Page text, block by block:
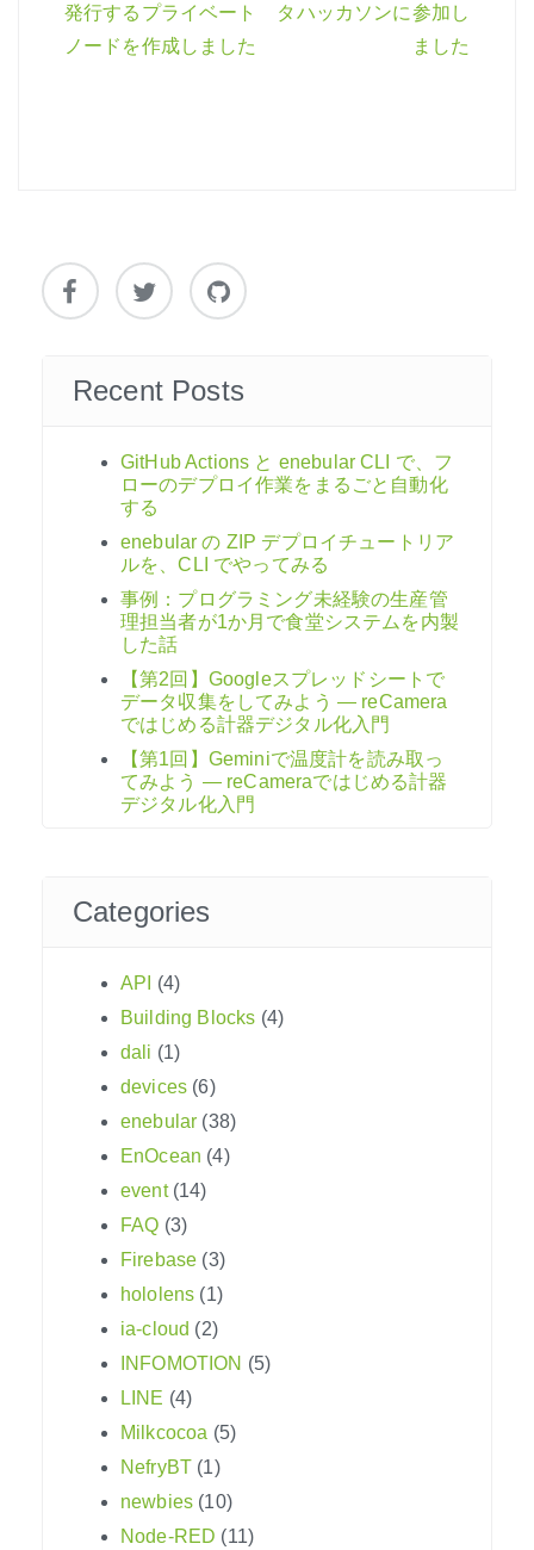
シ
ョ
発行するプライベート
ノードを作成しました
タハッカソンに参加し
ました
Recent Posts
GitHub Actions と enebular CLI で、フ
ローのデプロイ作業をまるごと自動化
する
enebular の ZIP デプロイチュートリア
ルを、CLI でやってみる
事例：プログラミング未経験の生産管
理担当者が1か月で食堂システムを内製
した話
【第2回】Googleスプレッドシートで
データ収集をしてみよう ― reCamera
ではじめる計器デジタル化入門
【第1回】Geminiで温度計を読み取っ
てみよう ― reCameraではじめる計器
デジタル化入門
Categories
API
(4)
Building Blocks (4)
dali (1)
devices (6)
enebular (38)
EnOcean (4)
event(14)
FAQ (3)
Firebase (3)
hololens (1)
ia-cloud (2)
INFOMOTION (5)
LINE (4)
Milkcocoa (5)
NefryBT (1)
newbies (10)
Node-RED (11)